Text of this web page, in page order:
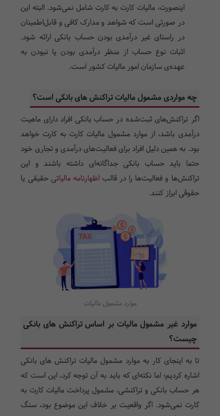
اینصورت، مالیات کارت به کارت شامل نمی‌شود. البته این
در صورتی است که شواهد و مدارک کافی و قابل‌اطمینان
در راستا‌ی غیر درآمد‌ی بودن حساب بانکی ارائه شود.
اثبات نوع حساب از منظر درآمد‌ی بودن یا نبودن به
عهده‌ی سازمان امور مالیات کشور است.
چه موارد‌ی مشمول مالیات تراکنش ها‌ی بانکی است؟
اگر تراکنش‌ها‌ی ثبت‌شده در حساب بانکی افراد دارای ماهیت
درآمد‌ی باشد، از موارد مشمول مالیات کارت به کارت خواهد
بود. به همین دلیل افراد برای فعالیت‌ها‌ی درآمد‌ی و تجاری خود
حتما باید حساب بانکی جداگانه‌ای داشته باشند و این
تراکنش‌ها و فعالیت‌ها را در قالباظهار‌نامه مالیاتی حقیقی یا
حقوقی ابراز کنند.
موارد مشمول مالیات
موارد غیر مشمول مالیات بر اساس تراکنش ها‌ی بانکی
چیست؟
تا به اینجا‌ی کار به موارد مشمول مالیات تراکنش ها‌ی بانکی
اشاره کردیم؛ اما نکته‌ای که باید به آن توجه کرد، این است که
هر حساب بانکی و تراکنشی، مشمول پرداخت مالیات کارت به
کارت نمی‌شود. اگر واقعیت بر خلاف این موضوع بود، سنگ